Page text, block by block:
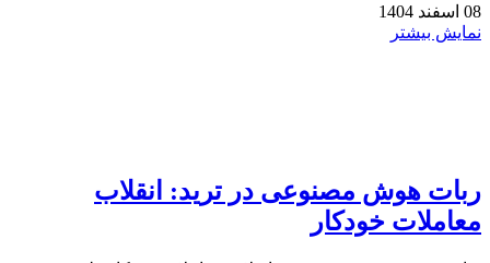
08 اسفند 1404
نمایش بیشتر
ربات هوش مصنوعی در ترید: انقلاب
معاملات خودکار